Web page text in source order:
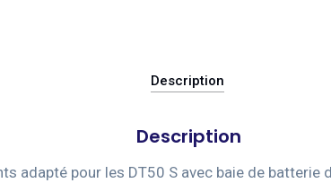
Description
Description
adapté pour les DT50 S avec baie de batterie